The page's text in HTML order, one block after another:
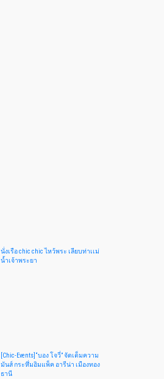
นั่งเรือ chic chic ไหว้พระ เลียบท่าเเม่
น้ำเจ้าพระยา
[Chic-Events]“บอง โจวี่” จัดเต็มความ
มันส์ กระหึ่มอิมแพ็ค อารีน่า เมืองทอง
ธานี